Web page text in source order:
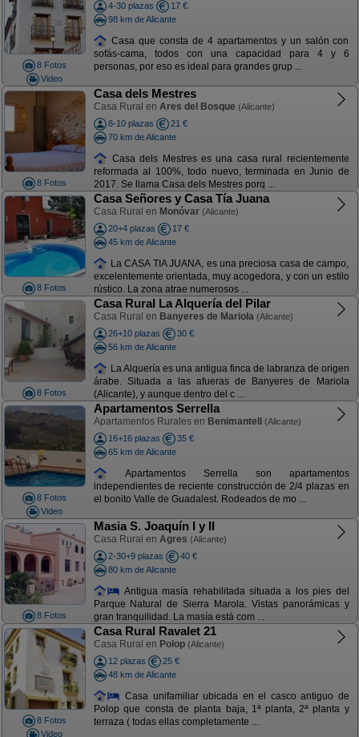
8 Fotos
Video
4-30 plazas
17 €
98 km de Alicante
Casa que consta de 4 apartamentos y un salón con
sofás-cama, todos con una capacidad para 4 y 6
personas, por eso es ideal para grandes grup ...
8 Fotos
Casa dels Mestres
Casa Rural en Ares del Bosque (Alicante)
8-10 plazas
21 €
70 km de Alicante
Casa dels Mestres es una casa rural recientemente
reformada al 100%, todo nuevo, terminada en Junio de
2017. Se llama Casa dels Mestres porq ...
8 Fotos
Casa Señores y Casa Tía Juana
Casa Rural en Monóvar (Alicante)
20+4 plazas
17 €
45 km de Alicante
La CASA TIA JUANA, es una preciosa casa de campo,
excelentemente orientada, muy acogedora, y con un estilo
rústico. La zona atrae numerosos ...
8 Fotos
Casa Rural La Alquería del Pilar
Casa Rural en Banyeres de Mariola (Alicante)
26+10 plazas
30 €
56 km de Alicante
La Alquería es una antigua finca de labranza de origen
árabe. Situada a las afueras de Banyeres de Mariola
(Alicante), y aunque dentro del c ...
8 Fotos
Video
Apartamentos Serrella
Apartamentos Rurales en Benimantell
(Alicante)
16+16 plazas
35 €
65 km de Alicante
Apartamentos Serrella son apartamentos
independientes de reciente construcción de 2/4 plazas en
el bonito Valle de Guadalest. Rodeados de mo ...
8 Fotos
Masia S. Joaquín I y II
Casa Rural en Agres (Alicante)
2-30+9 plazas
40 €
80 km de Alicante
Antigua masía rehabilitada situada a los pies del
Parque Natural de Sierra Marola. Vistas panorámicas y
gran tranquilidad. La masía está com ...
8 Fotos
Video
Casa Rural Ravalet 21
Casa Rural en Polop (Alicante)
12 plazas
25 €
48 km de Alicante
Casa unifamiliar ubicada en el casco antiguo de
Polop que consta de planta baja, 1ª planta, 2ª planta y
terraza ( todas ellas completamente ...